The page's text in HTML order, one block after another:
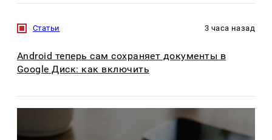
Статьи 3 часа назад
Android теперь сам сохраняет документы в
Google Диск: как включить